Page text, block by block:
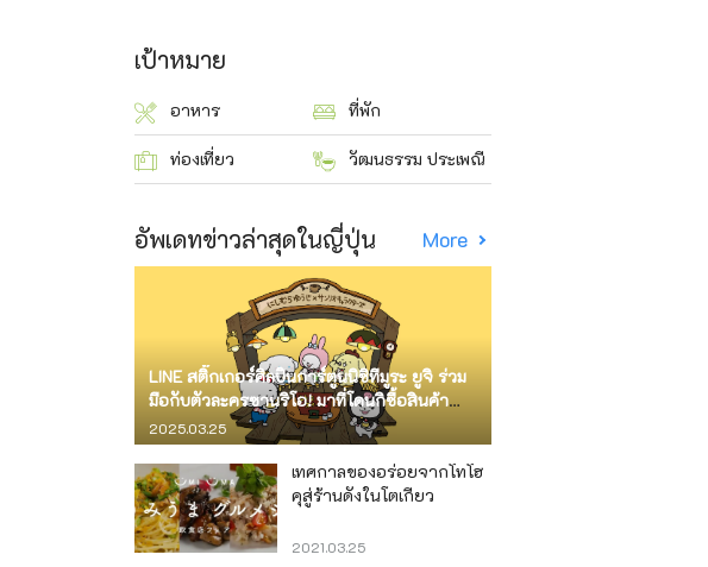
เป้าหมาย
อาหาร ที่พัก
ท่องเที่ยว วัฒนธรรม ประเพณี
อัพเดทข่าวล่าสุดในญี่ปุ่น More
LINE สติ๊กเกอร์ศิลปินการ์ตูนนิชิทีมูระ ยูจิ ร่วม
มือกับตัวละครซานริโอ! มาที่โดนกิซื้อสินค้า
จำกัด
2025.03.25
เทศกาลของอร่อยจากโทโฮ
คุสู่ร้านดังในโตเกียว
2021.03.25